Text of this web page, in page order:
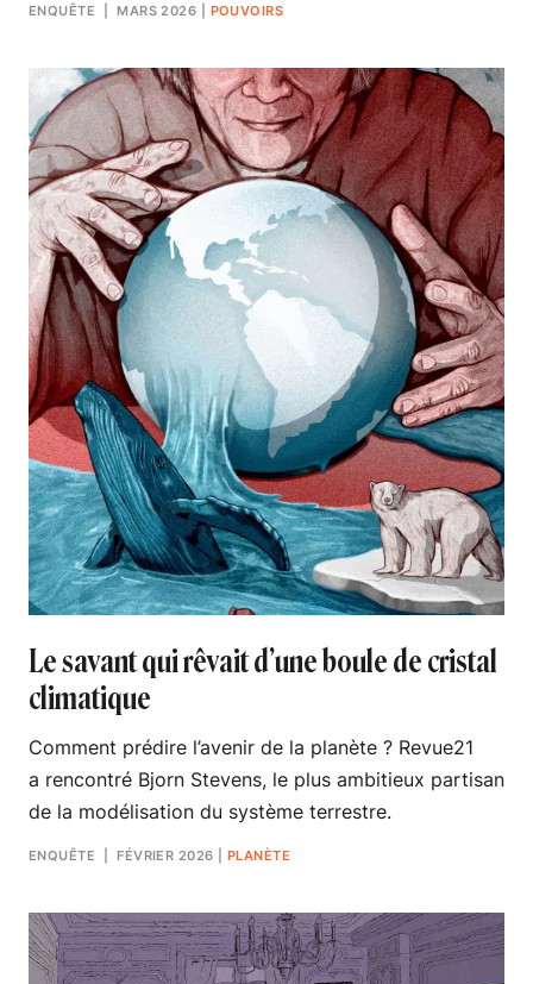
ENQUÊTE | MARS 2026 POUVOIRS
Le savant qui rêvait d’une boule de cristal
climatique
Comment prédire l’avenir de la planète ? Revue21
a rencontré Bjorn Stevens, le plus ambitieux partisan
de la modélisation du système terrestre.
ENQUÊTE | FÉVRIER 2026 PLANÈTE